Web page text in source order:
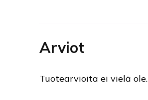
Arviot
Tuotearvioita ei vielä ole.